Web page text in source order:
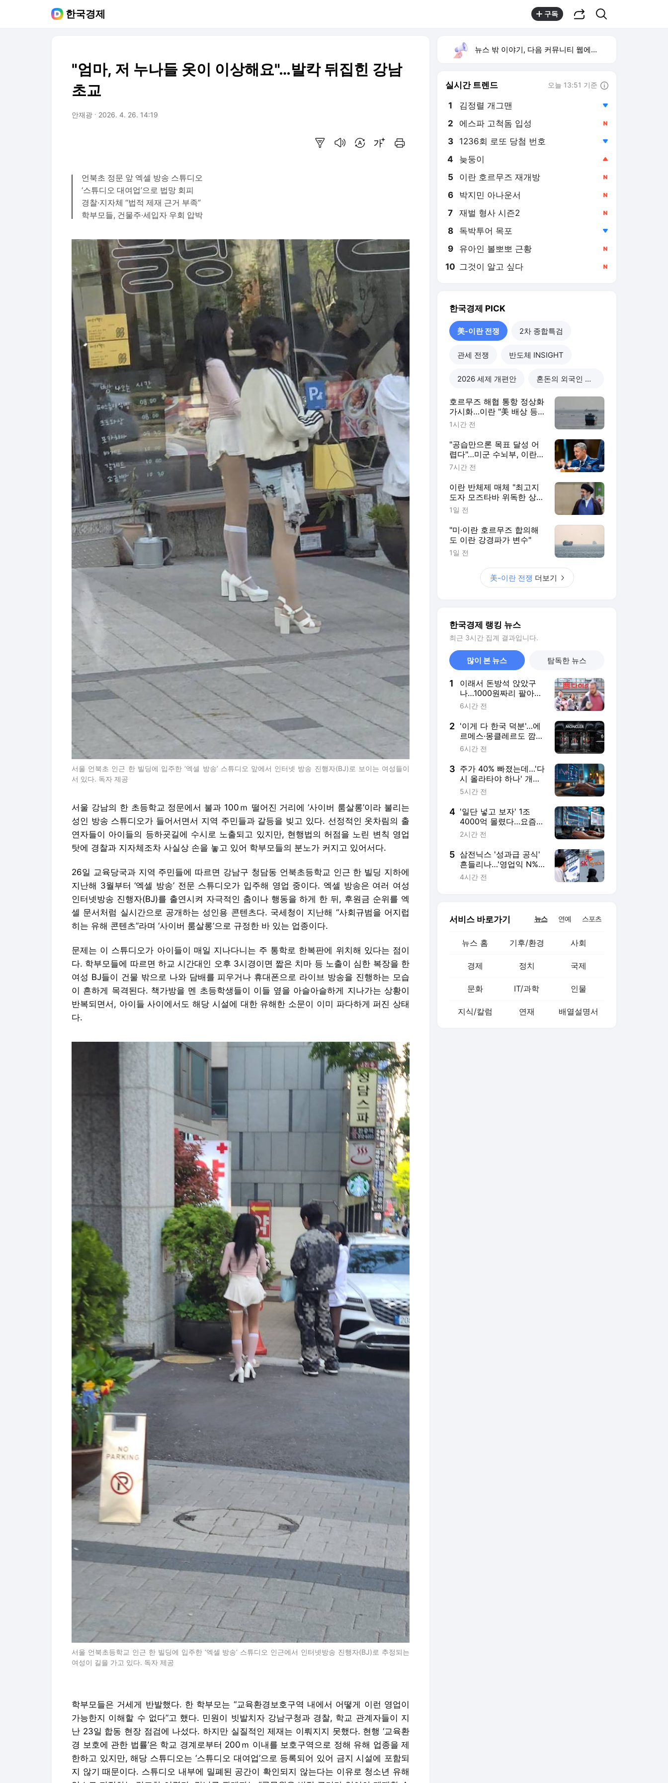
한국경제 구독
"엄마, 저 누나들 옷이 이상해요"…발칵 뒤집힌 강남
초교
안재광 2026. 4. 26. 14:19
언북초 정문 앞 엑셀 방송 스튜디오
‘스튜디오 대여업’으로 법망 회피
경찰·지자체 “법적 제재 근거 부족”
학부모들, 건물주·세입자 우회 압박
서울 언북초 인근 한 빌딩에 입주한 ‘엑셀 방송’ 스튜디오 앞에서 인터넷 방송 진행자(BJ)로 보이는 여성들이
서 있다. 독자 제공
서울 강남의 한 초등학교 정문에서 불과 100ｍ 떨어진 거리에 ‘사이버 룸살롱’이라 불리는
성인 방송 스튜디오가 들어서면서 지역 주민들과 갈등을 빚고 있다. 선정적인 옷차림의 출
연자들이 아이들의 등하굣길에 수시로 노출되고 있지만, 현행법의 허점을 노린 변칙 영업
탓에 경찰과 지자체조차 사실상 손을 놓고 있어 학부모들의 분노가 커지고 있어서다.
26일 교육당국과 지역 주민들에 따르면 강남구 청담동 언북초등학교 인근 한 빌딩 지하에
지난해 3월부터 ‘엑셀 방송’ 전문 스튜디오가 입주해 영업 중이다. 엑셀 방송은 여러 여성
인터넷방송 진행자(BJ)를 출연시켜 자극적인 춤이나 행동을 하게 한 뒤, 후원금 순위를 엑
셀 문서처럼 실시간으로 공개하는 성인용 콘텐츠다. 국세청이 지난해 “사회규범을 어지럽
히는 유해 콘텐츠”라며 ‘사이버 룸살롱’으로 규정한 바 있는 업종이다.
문제는 이 스튜디오가 아이들이 매일 지나다니는 주 통학로 한복판에 위치해 있다는 점이
다. 학부모들에 따르면 하교 시간대인 오후 3시경이면 짧은 치마 등 노출이 심한 복장을 한
여성 BJ들이 건물 밖으로 나와 담배를 피우거나 휴대폰으로 라이브 방송을 진행하는 모습
이 흔하게 목격된다. 책가방을 멘 초등학생들이 이들 옆을 아슬아슬하게 지나가는 상황이
반복되면서, 아이들 사이에서도 해당 시설에 대한 유해한 소문이 이미 파다하게 퍼진 상태
다.
서울 언북초등학교 인근 한 빌딩에 입주한 ‘엑셀 방송’ 스튜디오 인근에서 인터넷방송 진행자(BJ)로 추정되는
여성이 길을 가고 있다. 독자 제공
학부모들은 거세게 반발했다. 한 학부모는 “교육환경보호구역 내에서 어떻게 이런 영업이
가능한지 이해할 수 없다”고 했다. 민원이 빗발치자 강남구청과 경찰, 학교 관계자들이 지
난 23일 합동 현장 점검에 나섰다. 하지만 실질적인 제재는 이뤄지지 못했다. 현행 ‘교육환
경 보호에 관한 법률’은 학교 경계로부터 200ｍ 이내를 보호구역으로 정해 유해 업종을 제
한하고 있지만, 해당 스튜디오는 ‘스튜디오 대여업’으로 등록되어 있어 금지 시설에 포함되
지 않기 때문이다. 스튜디오 내부에 밀폐된 공간이 확인되지 않는다는 이유로 청소년 유해
뉴스 밖 이야기, 다음 커뮤니티 웹에서 보기
실시간 트렌드 오늘 13:51 기준
1 김정렬 개그맨
2 에스파 고척돔 입성
3 1236회 로또 당첨 번호
4 늦둥이
5 이란 호르무즈 재개방
6 박지민 아나운서
7 재벌 형사 시즌2
8 독박투어 목포
9 유아인 볼뽀뽀 근황
10 그것이 알고 싶다
한국경제 PICK
美-이란 전쟁 2차 종합특검
관세 전쟁 반도체 INSIGHT
2026 세제 개편안 혼돈의 외국인 고용시장
호르무즈 해협 통항 정상화
가시화…이란 "美 배상 등
조건 충족돼야"
1시간 전
"공습만으론 목표 달성 어
렵다"…미군 수뇌부, 이란전
출구전략 모색
7시간 전
이란 반체제 매체 "최고지
도자 모즈타바 위독한 상
태"
1일 전
"미·이란 호르무즈 합의해
도 이란 강경파가 변수"
1일 전
美-이란 전쟁 더보기
한국경제 랭킹 뉴스
최근 3시간 집계 결과입니다.
많이 본 뉴스 탐독한 뉴스
1
이래서 돈방석 앉았구
나…1000원짜리 팔아
4000억 번 비결 [권용
6시간 전
2 '이게 다 한국 덕분'…에
르메스·몽클레르도 깜짝
놀랐다 [안혜원의 명품
6시간 전
3 주가 40% 빠졌는데…'다
시 올라타야 하나' 개미
들 들썩 [한경우의 케이
5시간 전
4 '일단 넣고 보자' 1조
4000억 몰렸다…요즘
뜨는 개미 피난처 [투자
2시간 전
5 삼전닉스 '성과급 공식'
흔들리나…'영업익 N%'
입법 전쟁 [김대영의 노
4시간 전
서비스 바로가기 뉴스 연예 스포츠
뉴스 홈 기후/환경 사회
경제 정치 국제
문화 IT/과학 인물
지식/칼럼 연재 배열설명서